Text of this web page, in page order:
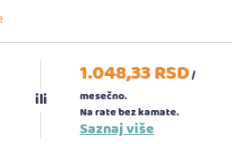
1.048,33RSD/
mesečno.
Na rate bez kamate.
Saznaj više